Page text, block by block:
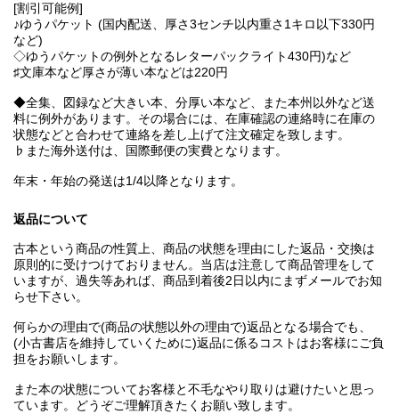
[割引可能例]
♪ゆうパケット (国内配送、厚さ3センチ以内重さ1キロ以下330円
など)
◇ゆうパケットの例外となるレターパックライト430円)など
♯文庫本など厚さが薄い本などは220円
◆全集、図録など大きい本、分厚い本など、また本州以外など送
料に例外があります。その場合には、在庫確認の連絡時に在庫の
状態などと合わせて連絡を差し上げて注文確定を致します。
♭また海外送付は、国際郵便の実費となります。
年末・年始の発送は1/4以降となります。
返品について
古本という商品の性質上、商品の状態を理由にした返品・交換は
原則的に受けつけておりません。当店は注意して商品管理をして
いますが、過失等あれば、商品到着後2日以内にまずメールでお知
らせ下さい。
何らかの理由で(商品の状態以外の理由で)返品となる場合でも、
(小古書店を維持していくために)返品に係るコストはお客様にご負
担をお願いします。
また本の状態についてお客様と不毛なやり取りは避けたいと思っ
ています。どうぞご理解頂きたくお願い致します。